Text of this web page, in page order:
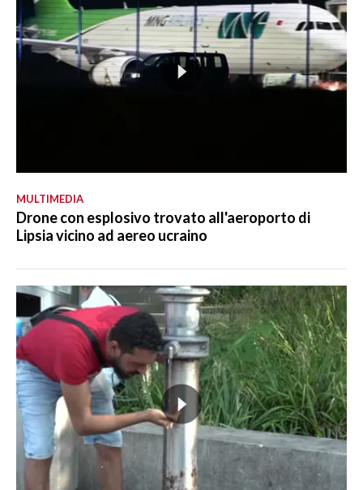
MULTIMEDIA
Drone con esplosivo trovato all'aeroporto di
Lipsia vicino ad aereo ucraino